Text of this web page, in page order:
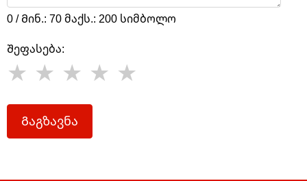
0 / Მინ.: 70 მაქს.: 200 სიმბოლო
Შეფასება:
Გაგზავნა